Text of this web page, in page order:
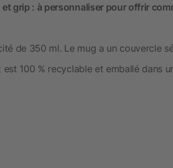
grip : à personnaliser pour offrir
de 350 ml. Le mug a un couvercle
100 % recyclable et emballé dans